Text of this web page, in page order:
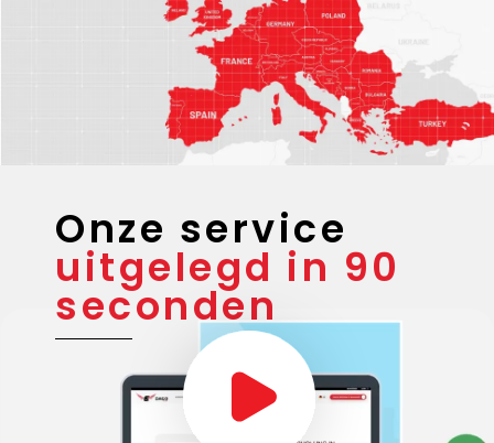
Onze service
uitgelegd in 90
seconden